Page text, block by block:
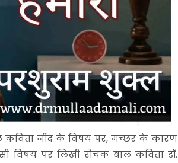
नींद के विषय पर, मच्छर के कारण
पर लिखी रोचक बाल कविता डॉ.